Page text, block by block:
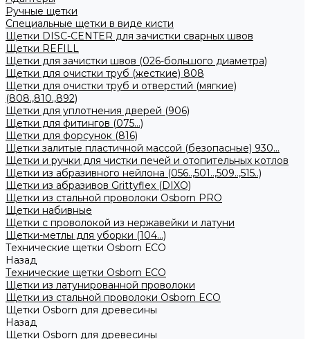
Ручные щетки
Специальные щетки в виде кисти
Щетки DISC-CENTER для зачистки сварных швов
Щетки REFILL
Щетки для зачистки швов (026-большого диаметра)
Щетки для очистки труб (жесткие) 808
Щетки для очистки труб и отверстий (мягкие)
(808.,810.,892)
Щетки для уплотнения дверей (906)
Щетки для фитингов (075...)
Щетки для форсунок (816)
Щетки залитые пластичной массой (безопасные) 930...
Щетки и ручки для чистки печей и отопительных котлов
Щетки из абразивного нейлона (056..,501..,509..,515..)
Щетки из абразивов Grittyflex (DIXO)
Щетки из стальной проволоки Osborn PRO
Щетки набивные
Щетки с проволокой из нержавейки и латуни
Щетки-метлы для уборки (104...)
Технические щетки Osborn ЕСО
Назад
Технические щетки Osborn ЕСО
Щетки из латунированной проволоки
Щетки из стальной проволоки Osborn ECO
Щетки Osborn для древесины
Назад
Щетки Osborn для древесины